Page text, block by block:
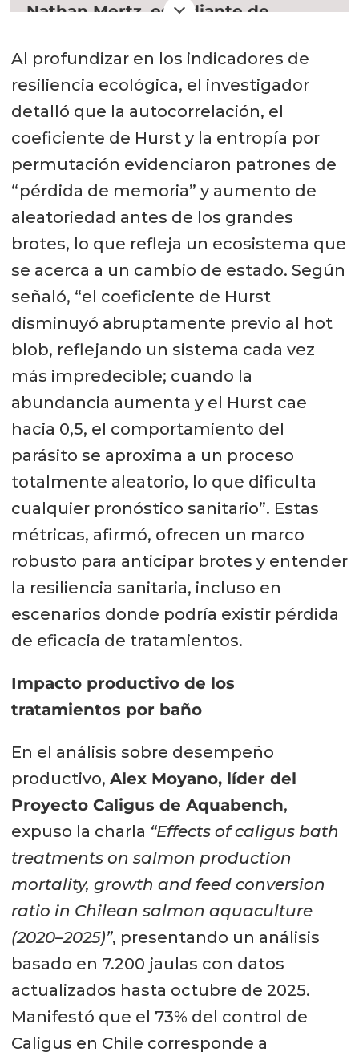
Nathan Mertz, estudiante de
University of Science and
Technology (NTNU)(primero a la
derecha),recibió el premio a Mejor
Presentación Oral Estudiantil,un
reconocimiento que calificó como
inesperado y profundamente
significativo. Durante el congreso
expuso tres capítulos de su
investigación doctoral sobre el
monitoreo de larvas de piojo de mar
en la comunidad planctónica,
abordando tanto métodos de
captura y análisis de distribución
como técnicas moleculares para
cuantificar la presencia del parásito.
Al conocer el reconocimiento,
expresó que “fue una enorme
sorpresa; me sentí muy honrado de
ser elegido entre tantas
presentaciones de gran nivel,
realmente estaba asombrado por la
calidad del trabajo de los demás
estudiantes”, enfatizando su
gratitud hacia quienes tomaron la
decisión.
Respecto de su experiencia en el
Sealice Conference 2025, Mertz
destacó el valor de reunirse con la
comunidad científica y conocer de
primera mano la realidad sanitaria
chilena. Señaló que “ha sido
fantástico venir a Chile y aprender
sobre Caligus rogercresseyi y sobre
cómo la industria enfrenta un
problema parecido al de Noruega,
pero con desafíos propios”,
subrayando que su perspectiva
Al profundizar en los indicadores de
resiliencia ecológica, el investigador
detalló que la autocorrelación, el
coeficiente de Hurst y la entropía por
permutación evidenciaron patrones de
“pérdida de memoria” y aumento de
aleatoriedad antes de los grandes
brotes, lo que refleja un ecosistema que
se acerca a un cambio de estado. Según
señaló, “el coeficiente de Hurst
disminuyó abruptamente previo al hot
blob, reflejando un sistema cada vez
más impredecible; cuando la
abundancia aumenta y el Hurst cae
hacia 0,5, el comportamiento del
parásito se aproxima a un proceso
totalmente aleatorio, lo que dificulta
cualquier pronóstico sanitario”. Estas
métricas, afirmó, ofrecen un marco
robusto para anticipar brotes y entender
la resiliencia sanitaria, incluso en
escenarios donde podría existir pérdida
de eficacia de tratamientos.
Impacto productivo de los
tratamientos por baño
En el análisis sobre desempeño
productivo, Alex Moyano, líder del
Proyecto Caligus de Aquabench,
expuso la charla “Effects of caligus bath
treatments on salmon production
mortality, growth and feed conversion
ratio in Chilean salmon aquaculture
(2020–2025)”, presentando un análisis
basado en 7.200 jaulas con datos
actualizados hasta octubre de 2025.
Manifestó que el 73% del control de
Caligus en Chile corresponde a